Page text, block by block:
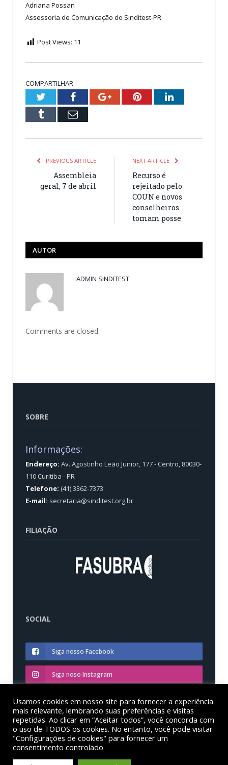
Adriana Possan
Assessoria de Comunicação do Sinditest-PR
Post Views: 11
COMPARTILHAR.
TwitterFacebookGoogle+PinterestLinkedIn
Tumblr Email
PREVIOUS ARTICLE
Assembleia
geral, 7 de abril
NEXT ARTICLE
Recurso é
rejeitado pelo
COUN e novos
conselheiros
tomam posse
AUTOR
ADMIN SINDITEST
Comments are closed.
SOBRE
Informações:
Endereço: Av. Agostinho Leão Junior, 177 - Centro, 80030-
110 Curitiba - PR
Telefone: (41) 3362-7373
E-mail: secretaria@sinditest.org.br
FILIAÇÃO
SOCIAL
Siga nosso Facebook
Siga noso Instagram
Siga nosso YouTube
© Sinditest – Sindicato dos trabalhadores em educação
das instituições federais de ensino superior no estado
Usamos cookies em nosso site para fornecer a experiência
mais relevante, lembrando suas preferências e visitas
repetidas. Ao clicar em “Aceitar todos”, você concorda com
o uso de TODOS os cookies. No entanto, você pode visitar
"Configurações de cookies" para fornecer um
consentimento controlado